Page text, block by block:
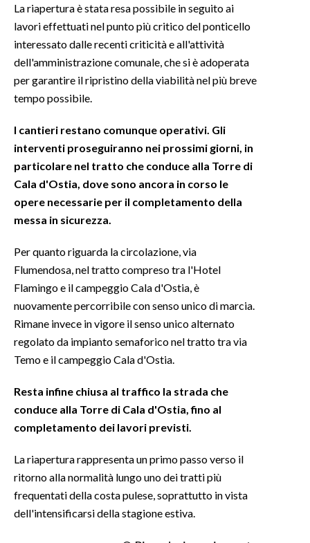
NOTIZIE
EVENTI
#CARAUNIONE
3 MINUTI CON
INSULARITÀ
INFO AZIENDE
ABBONATI
ANNUNCI
NECROLOGI
PUBBLICITÀ
SPIAGGE
STORE
La riapertura è stata resa possibile in seguito ai
lavori effettuati nel punto più critico del ponticello
interessato dalle recenti criticità e all'attività
dell'amministrazione comunale, che si è adoperata
per garantire il ripristino della viabilità nel più breve
tempo possibile.
I cantieri restano comunque operativi. Gli
interventi proseguiranno nei prossimi giorni, in
particolare nel tratto che conduce alla Torre di
Cala d'Ostia, dove sono ancora in corso le
opere necessarie per il completamento della
messa in sicurezza.
Per quanto riguarda la circolazione, via
Flumendosa, nel tratto compreso tra l'Hotel
Flamingo e il campeggio Cala d'Ostia, è
nuovamente percorribile con senso unico di marcia.
Rimane invece in vigore il senso unico alternato
regolato da impianto semaforico nel tratto tra via
Temo e il campeggio Cala d'Ostia.
Resta infine chiusa al traffico la strada che
conduce alla Torre di Cala d'Ostia, fino al
completamento dei lavori previsti.
La riapertura rappresenta un primo passo verso il
ritorno alla normalità lungo uno dei tratti più
frequentati della costa pulese, soprattutto in vista
dell'intensificarsi della stagione estiva.